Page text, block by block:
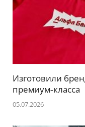
Изготовили
премиум‑класса
05.07.2026